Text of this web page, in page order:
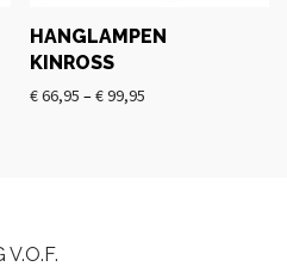
HANGLAMPEN
KINROSS
€66,95 –€99,95
V.O.F.